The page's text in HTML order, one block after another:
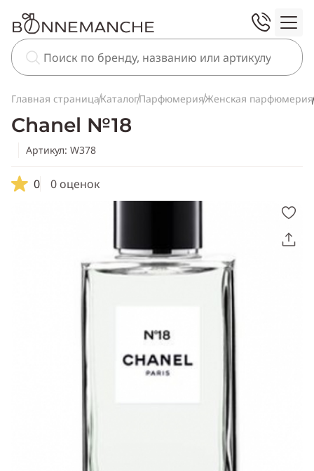
Главная страницаКаталогПарфюмерияЖенская парфюмерия
Chanel №18
Артикул: W378
0 0 оценок
Скопировать
Telegram
Viber
ВКонтакте
Одноклассники